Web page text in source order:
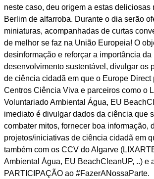
neste caso, deu origem a estas deliciosas
Berlim de alfarroba. Durante o dia serão
miniaturas, acompanhadas de curtas
de melhor se faz na União Europeia! O
desinformação e reforçar a importância da
desenvolvimento sustentável, divulgar os
de ciência cidadã em que o Europe Direct
Centros Ciência Viva e parceiros como o
Voluntariado Ambiental Água, EU
imediato é divulgar dados da ciência que
combater mitos, fornecer boa informação,
projetos/iniciativas de ciência cidadã em
também com os CCV do Algarve
Ambiental Água, EU BeachCleanUP, ..) e
PARTICIPAÇÃO ao #FazerANossaParte.